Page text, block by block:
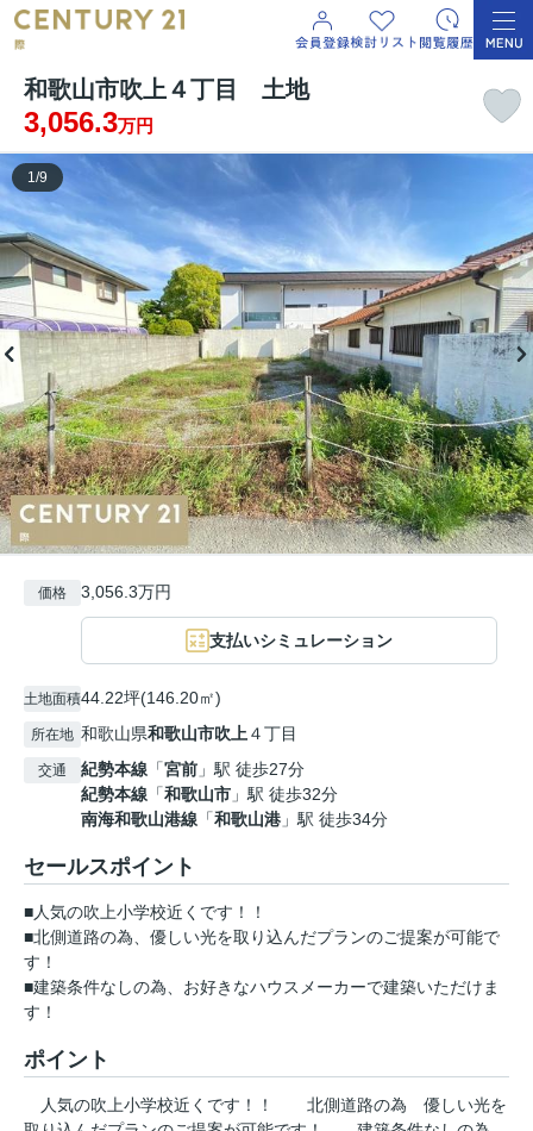
和歌山市吹上４丁目 土地
3,056.3万円
1/9
価格 3,056.3万円
支払いシミュレーション
土地面積44.22坪(146.20㎡)
所在地 和歌山県和歌山市吹上４丁目
交通 紀勢本線 「宮前 」駅 徒歩27分
紀勢本線 「和歌山市 」駅 徒歩32分
南海和歌山港線 「和歌山港 」駅 徒歩34分
セールスポイント
■人気の吹上小学校近くです！！
■北側道路の為、優しい光を取り込んだプランのご提案が可能で
す！
■建築条件なしの為、お好きなハウスメーカーで建築いただけま
す！
ポイント
人気の吹上小学校近くです！！ 北側道路の為
優しい光を